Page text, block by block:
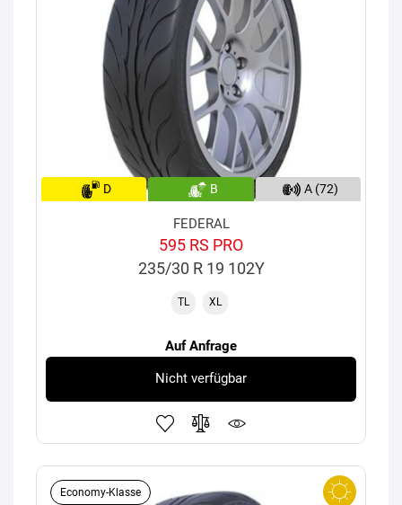
D B A (72)
FEDERAL
595 RS PRO
235/30 R 19 102Y
TL XL
Auf Anfrage
Nicht verfügbar
Economy-Klasse